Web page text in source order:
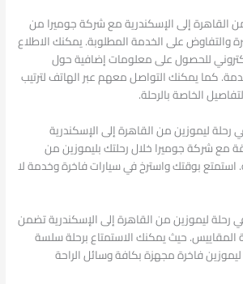
القاهرة إلى الإسكندرية مع شركة جوميرا من
والتفاوض على الخدمة المطلوبة. يمكنك الاطلاع
للحصول على معلومات إضافية حول
كما يمكنك التواصل معهم عبر الهاتف لترتيب
الخاصة بالرحلة.
رحلة ليموزين من القاهرة إلى الإسكندرية
مع شركة جوميرا خلال رحلتك بليموزين من
استمتع بوقتك واسترخ في سيارات فاخرة وخدمة لا
رحلة ليموزين من القاهرة إلى الإسكندرية تضمن
المقاييس. حيث يمكنك الاستمتاع برحلة سلسة
فاخرة مجهزة بكافة وسائل الراحة